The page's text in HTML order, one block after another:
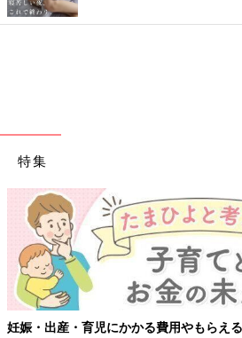
特集
【ワクチン接種できるものも】妊婦の感